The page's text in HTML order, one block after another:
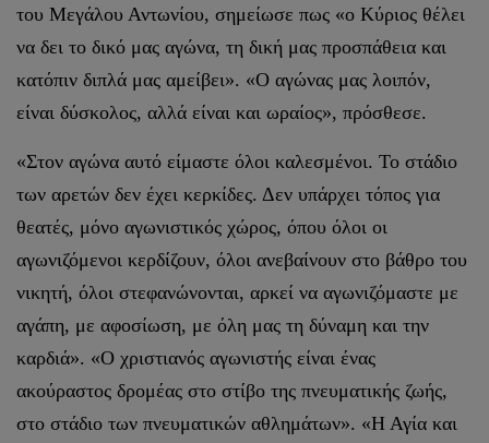
του Μεγάλου Αντωνίου, σημείωσε πως «ο Κύριος θέλει
να δει το δικό μας αγώνα, τη δική μας προσπάθεια και
κατόπιν διπλά μας αμείβει». «Ο αγώνας μας λοιπόν,
είναι δύσκολος, αλλά είναι και ωραίος», πρόσθεσε.
«Στον αγώνα αυτό είμαστε όλοι καλεσμένοι. Το στάδιο
των αρετών δεν έχει κερκίδες. Δεν υπάρχει τόπος για
θεατές, μόνο αγωνιστικός χώρος, όπου όλοι οι
αγωνιζόμενοι κερδίζουν, όλοι ανεβαίνουν στο βάθρο του
νικητή, όλοι στεφανώνονται, αρκεί να αγωνιζόμαστε με
αγάπη, με αφοσίωση, με όλη μας τη δύναμη και την
καρδιά». «Ο χριστιανός αγωνιστής είναι ένας
ακούραστος δρομέας στο στίβο της πνευματικής ζωής,
στο στάδιο των πνευματικών αθλημάτων». «Η Αγία και